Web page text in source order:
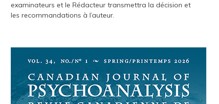
examinateurs et le Rédacteur transmettra la décision et
les recommandations à l’auteur.